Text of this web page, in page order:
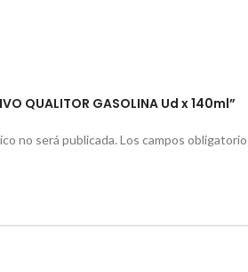
QUALITOR GASOLINA Ud x 140ml”
no será publicada. Los campos